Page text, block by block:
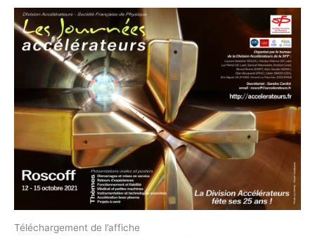
Téléchargement de l’affiche